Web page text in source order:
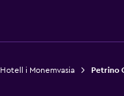
Hotell i Monemvasia Petrino